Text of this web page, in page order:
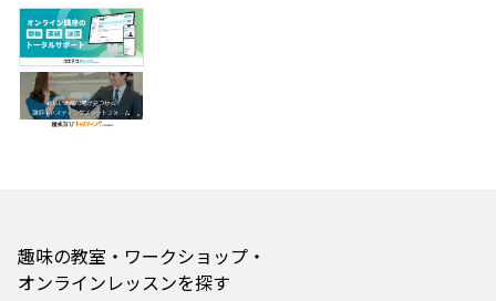
趣味の教室・ワークショップ・
オンラインレッスンを探す